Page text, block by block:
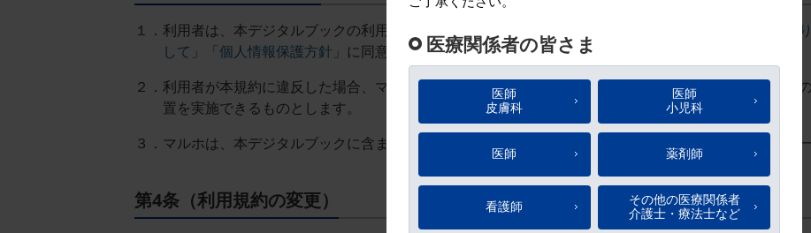
１．利用者は、本デジタルブックの利用にあたり、マルホwebサイトの「 会員規約および個人情報等の取
して 」「個人情報保護方針 」に同意し、これらを遵守するものとします。
２．利用者が本規約に違反した場合、マルホは利用者に通知することなく、マルホwebサイトの会員登録
置を実施できるものとします。
３．マルホは、本デジタルブックに含まれる情報の正確性、有用性または特定の目的への適合性について
第4条（利用規約の変更）